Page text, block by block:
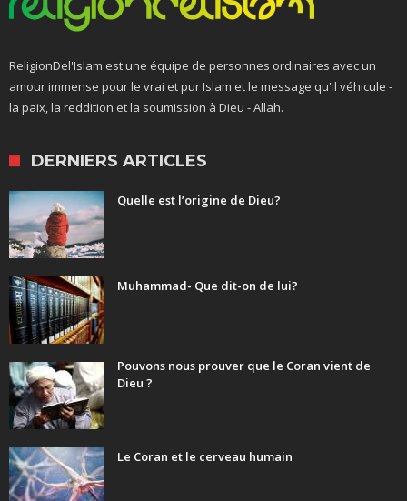
ReligionDel'Islam est une équipe de personnes ordinaires avec un
amour immense pour le vrai et pur Islam et le message qu'il véhicule -
la paix, la reddition et la soumission à Dieu - Allah.
DERNIERS ARTICLES
Quelle est l’origine de Dieu?
Muhammad- Que dit-on de lui?
Pouvons nous prouver que le Coran vient de
Dieu ?
Le Coran et le cerveau humain